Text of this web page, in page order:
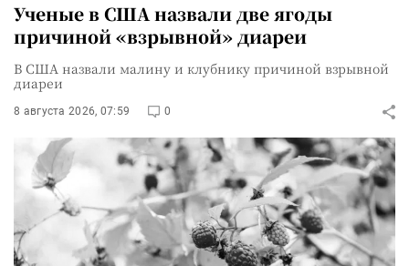
Ученые в США назвали две ягоды
причиной «взрывной» диареи
В США назвали малину и клубнику причиной взрывной
диареи
8 августа 2026, 07:59 0